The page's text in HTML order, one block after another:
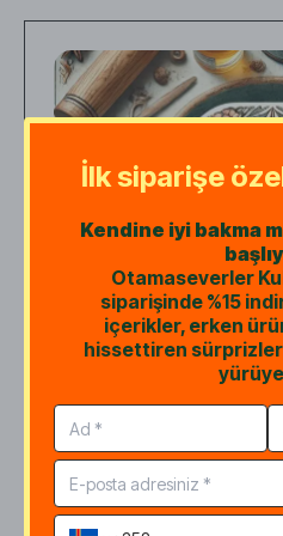
formülü paylaşıyor ve
videolu anlatım
açıklıyoruz.
Sabunlaşma
Nasıl
İlk siparişe
Kendine iyi bakma
Otamaseverler
siparişinde %15
içerikler, erken
hissettiren